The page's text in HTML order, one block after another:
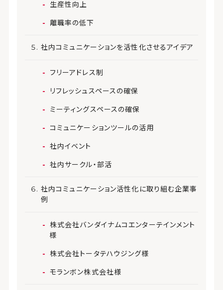
生産性向上
離職率の低下
社内コミュニケーションを活性化させるアイデア
フリーアドレス制
リフレッシュスペースの確保
ミーティングスペースの確保
コミュニケーションツールの活用
社内イベント
社内サークル・部活
社内コミュニケーション活性化に取り組む企業事
例
株式会社バンダイナムコエンターテインメント
様
株式会社トータテハウジング様
モランボン株式会社様